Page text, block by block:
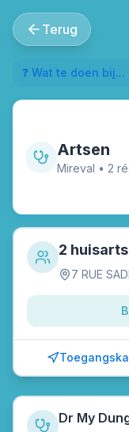
Terug
❓ Wat te doen bij...
Artsen
Mireval • 2
2
7 RUE
Dr My